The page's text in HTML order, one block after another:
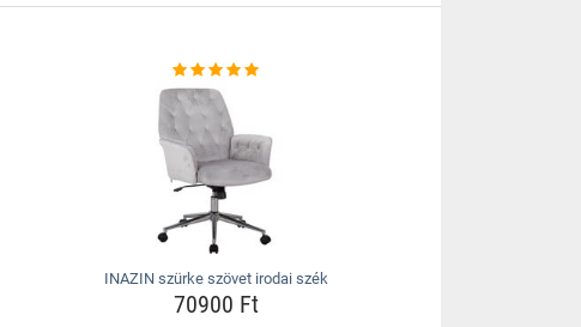
INAZIN szürke szövet irodai szék
70900 Ft